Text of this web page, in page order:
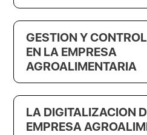
GESTION Y
EN LA EMPRESA
AGROALIMENTARIA
LA DIGITALIZACION
EMPRESA